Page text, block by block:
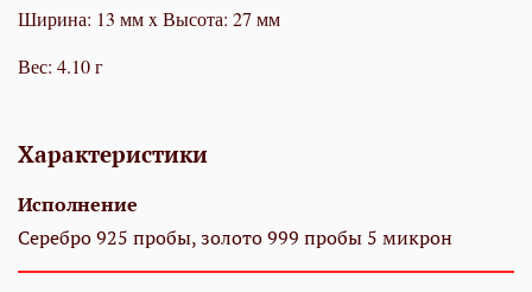
Ширина: 13 мм x Высота: 27 мм
Вес: 4.10 г
Характеристики
Исполнение
Серебро 925 пробы, золото 999 пробы 5 микрон